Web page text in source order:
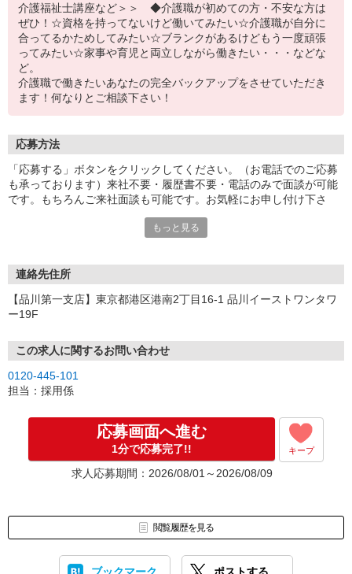
介護福祉士講座など＞＞ ◆介護職が初めての方・不安な方は
ぜひ！☆資格を持ってないけど働いてみたい☆介護職が自分に
合ってるかためしてみたい☆ブランクがあるけどもう一度頑張
ってみたい☆家事や育児と両立しながら働きたい・・・などな
ど。
介護職で働きたいあなたの完全バックアップをさせていただき
ます！何なりとご相談下さい！
応募方法
「応募する」ボタンをクリックしてください。（お電話でのご応募
も承っております）来社不要・履歴書不要・電話のみで面談が可能
です。もちろんご来社面談も可能です。お気軽にお申し付け下さ
もっと見る
連絡先住所
【品川第一支店】東京都港区港南2丁目16-1 品川イーストワンタワ
ー19F
この求人に関するお問い合わせ
0120-445-101
担当：採用係
応募画面へ進む
1分で応募完了!! キープ
求人応募期間：2026/08/01～2026/08/09
閲覧履歴を見る